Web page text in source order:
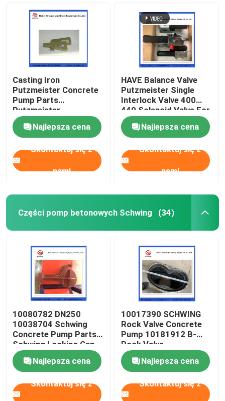
Dom
O nas
Wycieczka po fabryce
Kontrola jakości
Skontaktuj się z nami
Poprosić o wycenę
Casting Iron
Putzmeister Concrete
Pump Parts
Putzmeister
Agitatoring Paddles
Najlepsza cena
Skontaktuj się z
nami
HAVE Balance Valve
Putzmeister Single
Interlock Valve 400
440 Solenoid Valve For
Concrete Pump
Najlepsza cena
Skontaktuj się z
nami
Części pomp betonowych Schwing (34)
10080782 DN250
10038704 Schwing
Concrete Pump Parts
Schwing Locking Cap
Najlepsza cena
Skontaktuj się z
10017390 SCHWING
Rock Valve Concrete
Pump 10181912 B-
Rock Valve
220/180/10059467
210/180Najlepsza cena
Skontaktuj się z